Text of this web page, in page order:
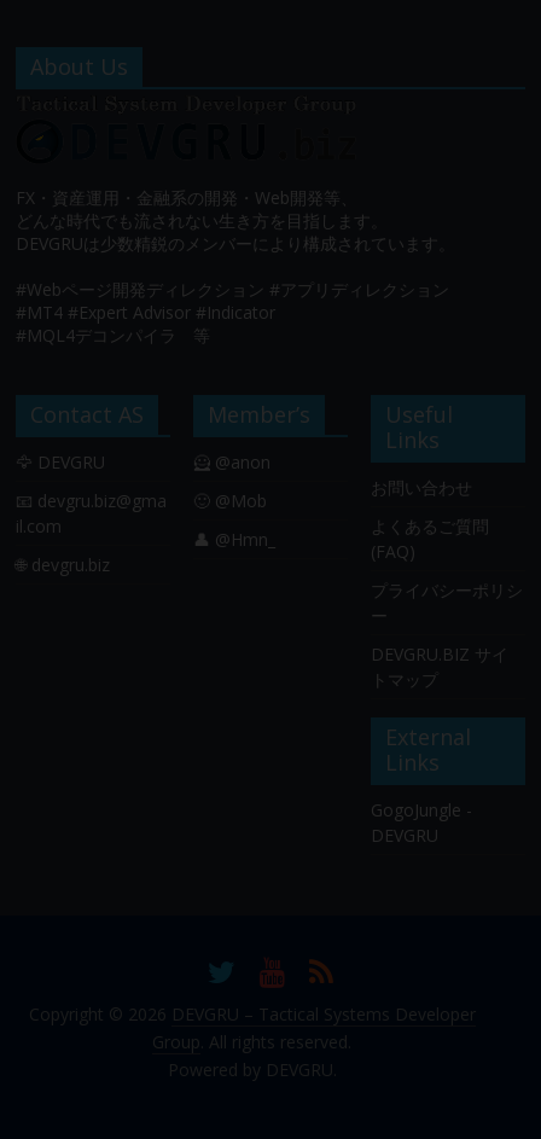
About Us
FX・資産運用・金融系の開発・Web開発等、
どんな時代でも流されない生き方を目指します。
DEVGRUは少数精鋭のメンバーにより構成されています。
#Webページ開発ディレクション #アプリディレクション
#MT4 #Expert Advisor #Indicator
#MQL4デコンパイラ 等
Contact AS
🦅 DEVGRU
📧 devgru.biz@gma
il.com
🌐 devgru.biz
Member’s
🦸 @anon
🙂 @Mob
👤 @Hmn_
Useful
Links
お問い合わせ
よくあるご質問
(FAQ)
プライバシーポリシ
ー
DEVGRU.BIZ サイ
トマップ
External
Links
GogoJungle -
DEVGRU
Copyright © 2026 DEVGRU – Tactical Systems Developer
Group . All rights reserved.
Powered by DEVGRU.